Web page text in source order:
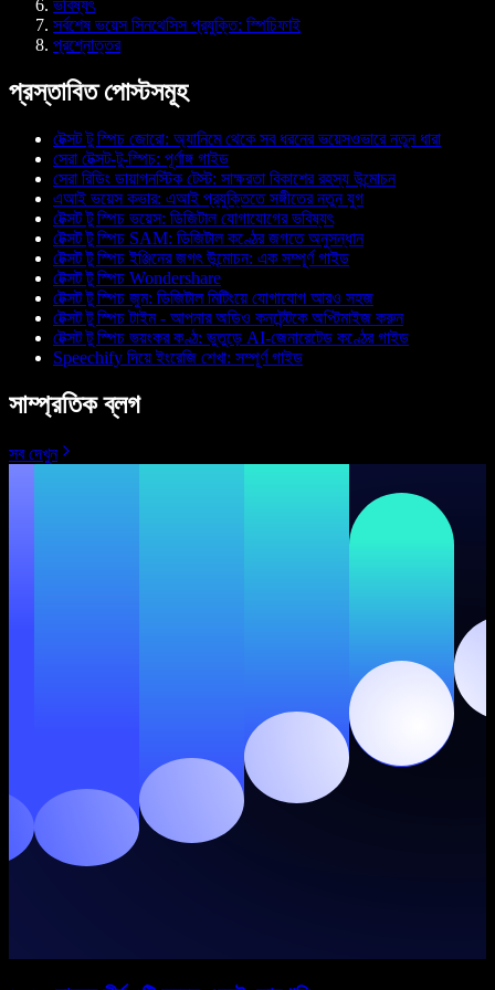
ভবিষ্যৎ
সর্বশেষ ভয়েস সিনথেসিস প্রযুক্তি: স্পিচিফাই
প্রশ্নোত্তর
প্রস্তাবিত পোস্টসমূহ
টেক্সট টু স্পিচ জোরো: অ্যানিমে থেকে সব ধরনের ভয়েসওভারে নতুন ধারা
সেরা টেক্সট-টু-স্পিচ: পূর্ণাঙ্গ গাইড
সেরা রিডিং ডায়াগনস্টিক টেস্ট: সাক্ষরতা বিকাশের রহস্য উন্মোচন
এআই ভয়েস কভার: এআই প্রযুক্তিতে সঙ্গীতের নতুন যুগ
টেক্সট টু স্পিচ ভয়েস: ডিজিটাল যোগাযোগের ভবিষ্যৎ
টেক্সট টু স্পিচ SAM: ডিজিটাল কণ্ঠের জগতে অনুসন্ধান
টেক্সট টু স্পিচ ইঞ্জিনের জগৎ উন্মোচন: এক সম্পূর্ণ গাইড
টেক্সট টু স্পিচ Wondershare
টেক্সট টু স্পিচ জুম: ডিজিটাল মিটিংয়ে যোগাযোগ আরও সহজ
টেক্সট টু স্পিচ টাইম - আপনার অডিও কনটেন্টকে অপ্টিমাইজ করুন
টেক্সট টু স্পিচ ভয়ংকর কণ্ঠ: ভুতুড়ে AI-জেনারেটেড কণ্ঠের গাইড
Speechify দিয়ে ইংরেজি শেখা: সম্পূর্ণ গাইড
সাম্প্রতিক ব্লগ
সব দেখুন